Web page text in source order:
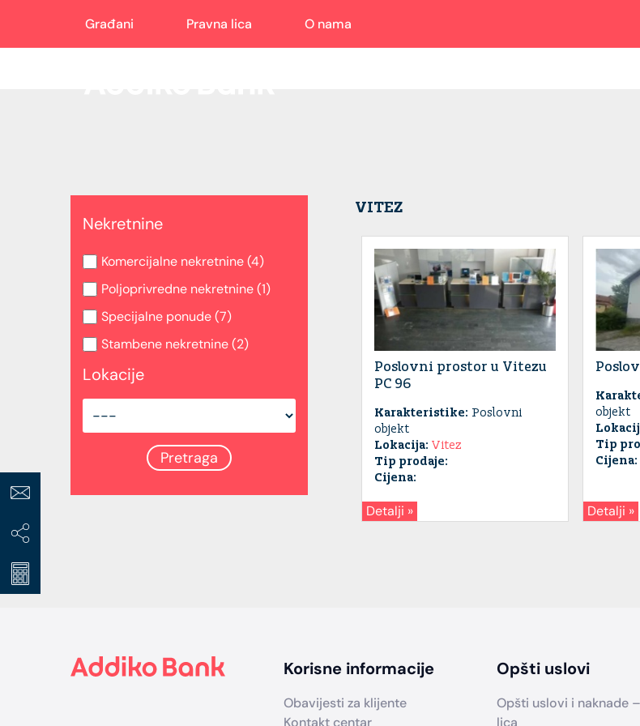
Građani Pravna lica O nama
VITEZ
Poslovni prostor u Vitezu
PC 96
Karakteristike: Poslovni
objekt
Lokacija: Vitez
Tip prodaje:
Cijena:
Detalji »
objekt
Tip
Cijena:
Detalji »
Nekretnine
Komercijalne nekretnine (4)
Poljoprivredne nekretnine (1)
Specijalne ponude (7)
Stambene nekretnine (2)
Lokacije
Korisne informacije
Obavijesti za klijente
Opšti uslovi
Opšti uslovi i naknade